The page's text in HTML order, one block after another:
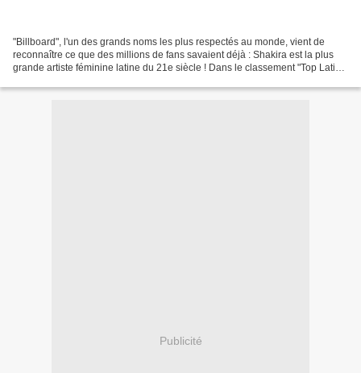
"Billboard", l'un des grands noms les plus respectés au monde, vient de
reconnaître ce que des millions de fans savaient déjà : Shakira est la plus
grande artiste féminine latine du 21e siècle ! Dans le classement "Top Latin
Publicité